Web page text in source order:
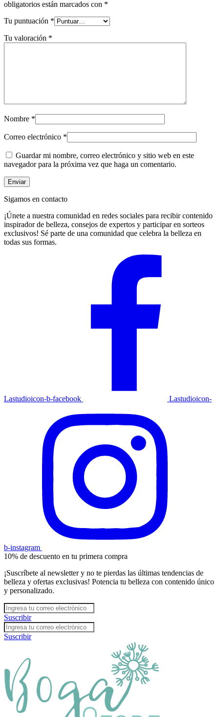
obligatorios están marcados con *
Tu puntuación *
Tu valoración *
Nombre *
Correo electrónico *
Guardar mi nombre, correo electrónico y sitio web en este
navegador para la próxima vez que haga un comentario.
Sigamos en contacto
¡Únete a nuestra comunidad en redes sociales para recibir contenido
inspirador de belleza, consejos de expertos y participar en sorteos
exclusivos! Sé parte de una comunidad que celebra la belleza en
todas sus formas.
Lastudioicon-b-facebook Lastudioicon-
b-instagram
10% de descuento en tu primera compra
¡Suscríbete al newsletter y no te pierdas las últimas tendencias de
belleza y ofertas exclusivas! Potencia tu belleza con contenido único
y personalizado.
Suscribir
Suscribir